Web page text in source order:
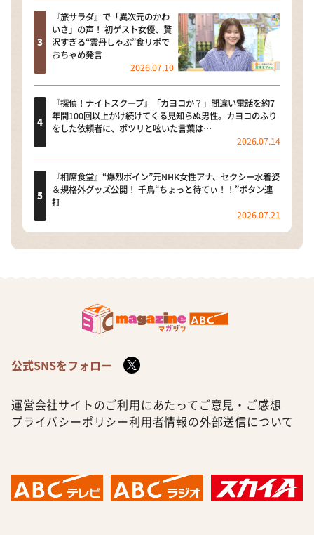
『旅サラダ』で「異次元のかわ
いさ」の声！ 初ゲスト女優、贅
沢すぎる“雲丹しゃぶ”食リポで
おちゃめ発言
2026.07.10
『探偵！ナイトスクープ』「カヨコか？」間違い電話を約7
年間100回以上かけ続けてくる見知らぬ男性。カヨコのふり
をした依頼者に、ポツリと呟いた言葉は…
2026.07.14
『相席食堂』“爆烈ボイン”元NHK女性アナ、セクシー水着姿
＆規格外グッズ公開！ 千鳥“ちょっと待てぃ！！”ボタン連
打
2026.07.21
公式SNSをフォロー
運営会社サイトのご利用にあたって ご意見・ご感想
プライバシーポリシー利用者情報の外部送信について